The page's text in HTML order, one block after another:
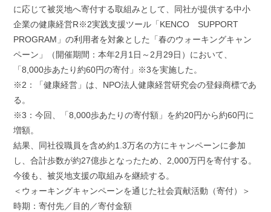
に応じて被災地へ寄付する取組みとして、同社が提供する中小
企業の健康経営R※2実践支援ツール「KENCO SUPPORT
PROGRAM」の利用者を対象とした「春のウォーキングキャン
ペーン」（開催期間：本年2月1日～2月29日）において、
「8,000歩あたり約60円の寄付」※3を実施した。
※2：「健康経営」は、NPO法人健康経営研究会の登録商標であ
る。
※3：今回、「8,000歩あたりの寄付額」を約20円から約60円に
増額。
結果、同社役職員を含め約1.3万名の方にキャンペーンに参加
し、合計歩数が約27億歩となったため、2,000万円を寄付する。
今後も、被災地支援の取組みを継続する。
＜ウォーキングキャンペーンを通じた社会貢献活動（寄付）＞
時期：寄付先／目的／寄付金額